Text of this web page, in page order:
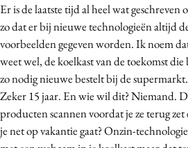
Interne communicatie
Martech
Media
Merkstrategie
PR
Programmatic
Purpose Marketing
Er is de laatste tijd al heel wat geschreven
zo dat er bij nieuwe technologieën altijd
voorbeelden gegeven worden. Ik noem
weet wel, de koelkast van de toekomst
zo nodig nieuwe bestelt bij de
Zeker 15 jaar. En wie wil dit? Niemand.
producten scannen voordat je ze terug
je net op vakantie gaat? Onzin-